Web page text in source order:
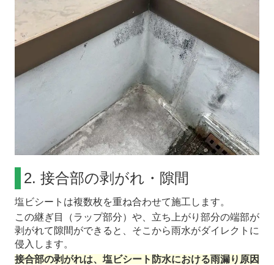
2. 接合部の剥がれ・隙間
塩ビシートは複数枚を重ね合わせて施工します。
この継ぎ目（ラップ部分）や、立ち上がり部分の端部が
剥がれて隙間ができると、そこから雨水がダイレクトに
侵入します。
接合部の剥がれは、塩ビシート防水における雨漏り原因